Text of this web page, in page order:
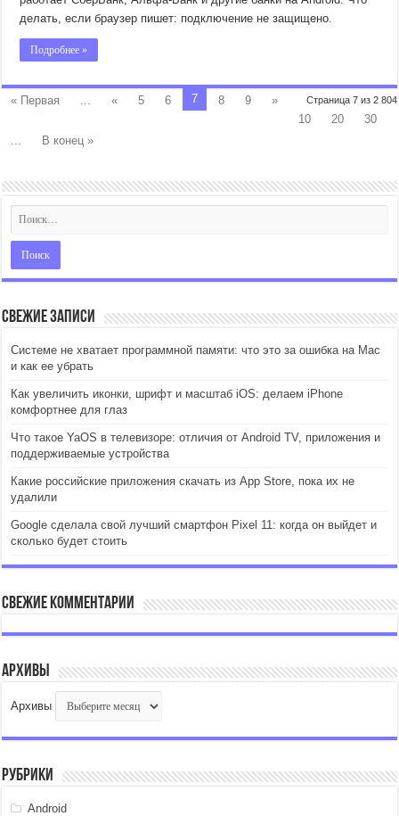
делать, если браузер пишет: подключение не защищено.
Подробнее »
Страница 7 из 2 804
« Первая ... « 5 6 7 8 9
»
10
20
30
...
В конец »
Свежие записи
Системе не хватает программной памяти: что это за ошибка на Mac
и как ее убрать
Как увеличить иконки, шрифт и масштаб iOS: делаем iPhone
комфортнее для глаз
Что такое YaOS в телевизоре: отличия от Android TV, приложения и
поддерживаемые устройства
Какие российские приложения скачать из App Store, пока их не
удалили
Google сделала свой лучший смартфон Pixel 11: когда он выйдет и
сколько будет стоить
Свежие комментарии
Архивы
Архивы
Рубрики
Android